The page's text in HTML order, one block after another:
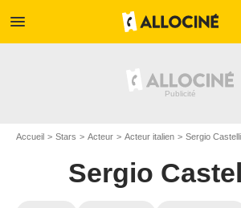
menu
Accueil Stars Acteur Acteur italien Sergio
Sergio